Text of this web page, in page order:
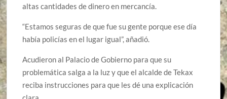
altas cantidades de dinero en mercancía.
“Estamos seguras de que fue su gente porque ese día
había policías en el lugar igual”, añadió.
Acudieron al Palacio de Gobierno para que su
problemática salga a la luz y que el alcalde de Tekax
reciba instrucciones para que les dé una explicación